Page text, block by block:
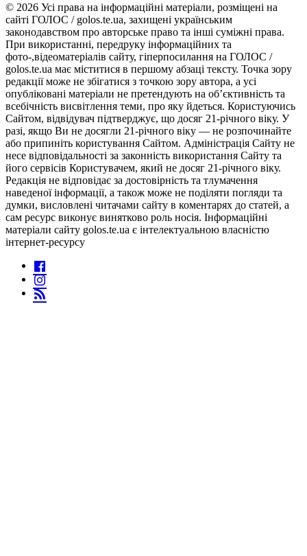
© 2026 Усі права на інформаційні матеріали, розміщені на
сайті ГОЛОС / golos.te.ua, захищені українським
законодавством про авторське право та інші суміжні права.
При використанні, передруку інформаційних та
фото-,відеоматеріалів сайту, гіперпосилання на ГОЛОС /
golos.te.ua має міститися в першому абзаці тексту. Точка зору
редакції може не збігатися з точкою зору автора, а усі
опубліковані матеріали не претендують на об’єктивність та
всебічність висвітлення теми, про яку йдеться. Користуючись
Сайтом, відвідувач підтверджує, що досяг 21-річного віку. У
разі, якщо Ви не досягли 21-річного віку — не розпочинайте
або припиніть користування Сайтом. Адміністрація Сайту не
несе відповідальності за законність використання Сайту та
його сервісів Користувачем, який не досяг 21-річного віку.
Редакція не відповідає за достовірність та тлумачення
наведеної інформації, а також може не поділяти погляди та
думки, висловлені читачами сайту в коментарях до статей, а
сам ресурс виконує винятково роль носія. Інформаційні
матеріали сайту golos.te.ua є інтелектуальною власністю
інтернет-ресурсу